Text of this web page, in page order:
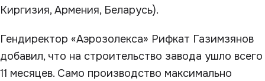
Киргизия, Армения, Беларусь).
Гендиректор «Аэрозолекса» Рифкат Газимзянов
добавил, что на строительство завода ушло всего
11 месяцев. Само производство максимально